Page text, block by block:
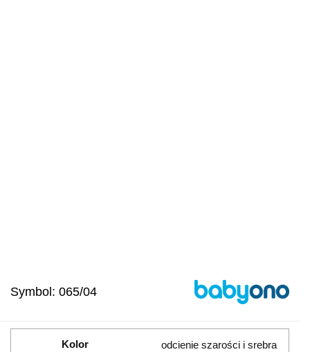
Symbol: 065/04
Kolor odcienie szarości i srebra